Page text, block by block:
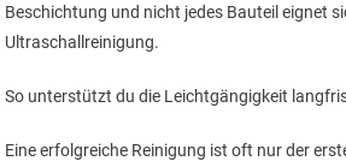
Beschichtung und nicht jedes Bauteil eignet
Ultraschallreinigung.
So unterstützt du die Leichtgängigkeit
Eine erfolgreiche Reinigung ist oft nur der